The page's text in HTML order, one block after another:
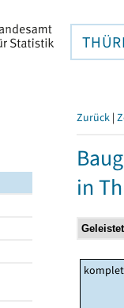
Zurück |
in